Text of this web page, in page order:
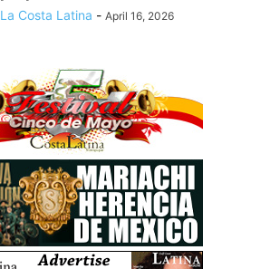
La Costa Latina - April 16, 2026